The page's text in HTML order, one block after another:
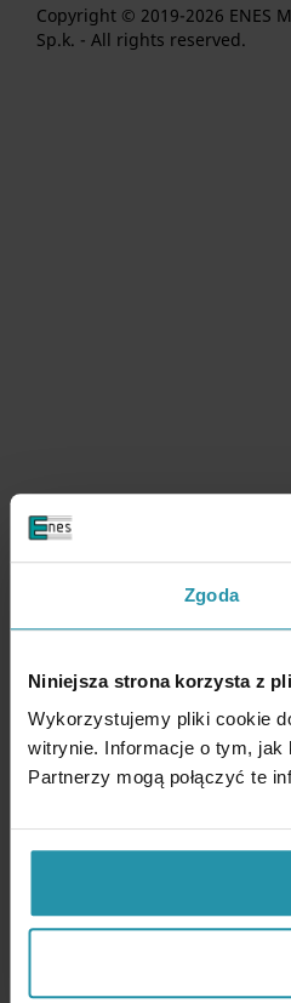
Zgoda
Niniejsza strona korzysta z
Wykorzystujemy pliki cookie
witrynie. Informacje o tym,
Partnerzy mogą połączyć te
Copyright © 2019-2026 ENES
Sp.k. - All rights reserved.